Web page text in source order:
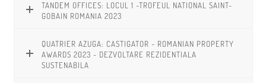
TANDEM OFFICES: LOCUL 1 -TROFEUL NATIONAL SAINT-
GOBAIN ROMANIA 2023
QUATRIER AZUGA: CASTIGATOR - ROMANIAN PROPERTY
AWARDS 2023 - DEZVOLTARE REZIDENTIALA
SUSTENABILA